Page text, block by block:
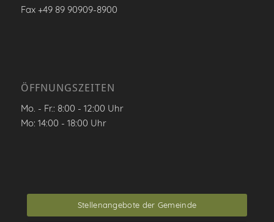
Fax +49 89 90909-8900
ÖFFNUNGSZEITEN
Mo. - Fr.: 8:00 - 12:00 Uhr
Mo: 14:00 - 18:00 Uhr
Stellenangebote der Gemeinde